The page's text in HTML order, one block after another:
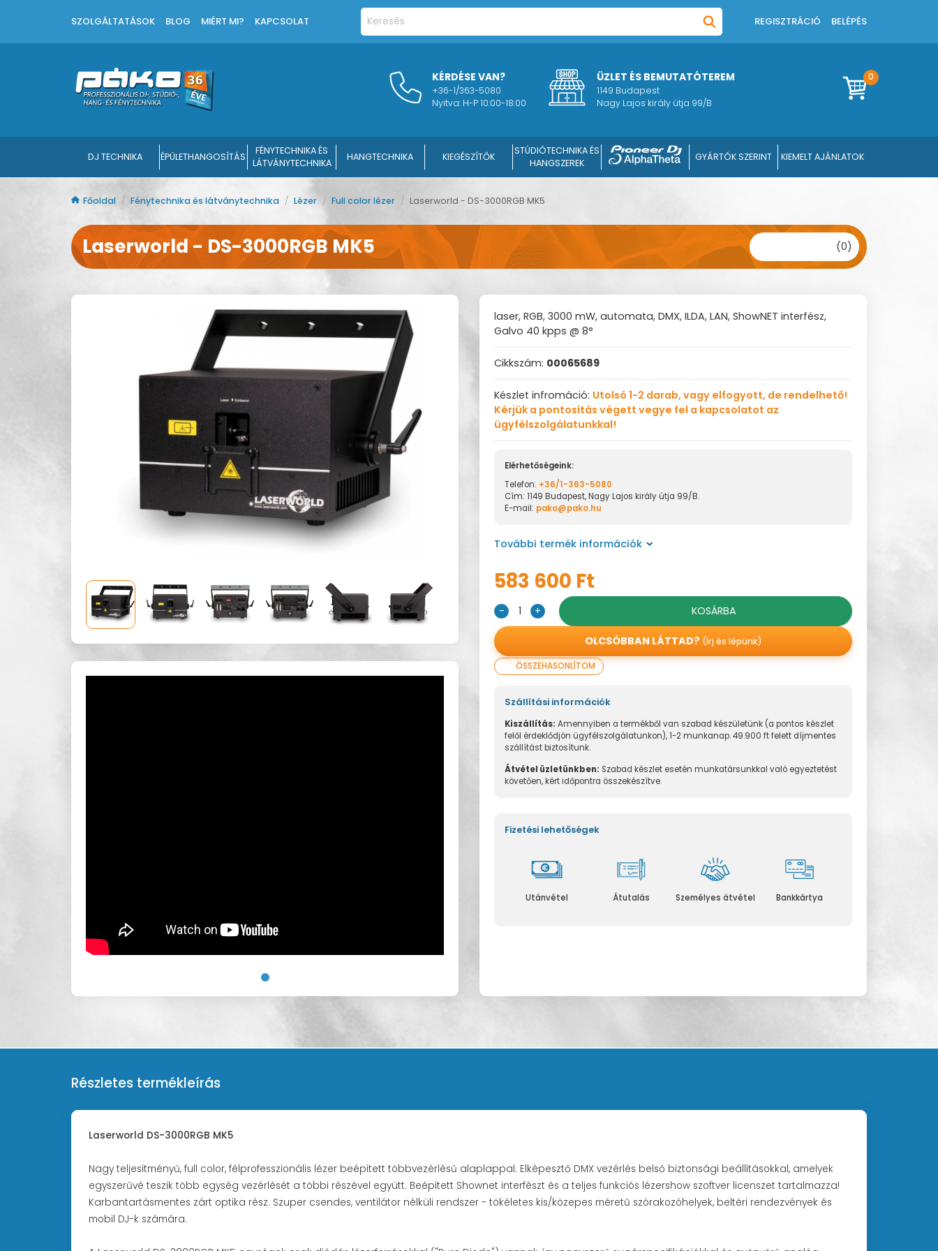
SZOLGÁLTATÁSOK BLOG MIÉRT MI? KAPCSOLAT REGISZTRÁCIÓ BELÉPÉS
KÉRDÉSE VAN?
+36-1/363-5080
Nyitva: H-P 10:00-18:00
ÜZLET ÉS BEMUTATÓTEREM
1149 Budapest
Nagy Lajos király útja 99/B
0
DJ TECHNIKA ÉPÜLETHANGOSÍTÁS
FÉNYTECHNIKA ÉS
LÁTVÁNYTECHNIKA
HANGTECHNIKA KIEGÉSZÍTŐK
STÚDIÓTECHNIKA ÉS
HANGSZEREK
GYÁRTÓK SZERINT KIEMELT AJÁNLATOK
Főoldal / Fénytechnika és látványtechnika / Lézer / Full color lézer / Laserworld - DS-3000RGB MK5
Laserworld - DS-3000RGB MK5 (0)
laser, RGB, 3000 mW, automata, DMX, ILDA, LAN, ShowNET interfész,
Galvo 40 kpps @ 8°
Cikkszám: 00065689
Készlet infromáció: Utolsó 1-2 darab, vagy elfogyott, de rendelhető!
Kérjük a pontosítás végett vegye fel a kapcsolatot az
ügyfélszolgálatunkkal!
Elérhetőségeink:
Telefon: +36/1-363-5080
Cím: 1149 Budapest, Nagy Lajos király útja 99/B.
E-mail: pako@pako.hu
További termék információk
583 600 Ft
- 1 + KOSÁRBA
OLCSÓBBAN LÁTTAD? (írj és lépünk)
ÖSSZEHASONLÍTOM
Szállítási információk
Kiszállítás: Amennyiben a termékből van szabad készületünk (a pontos készlet
felől érdeklődjön ügyfélszolgálatunkon), 1-2 munkanap. 49.900 ft felett díjmentes
szállítást biztosítunk.
Átvétel üzletünkben: Szabad készlet esetén munkatársunkkal való egyeztetést
követően, kért időpontra összekészítve.
Fizetési lehetőségek
Utánvétel Átutalás Személyes átvétel Bankkártya
Részletes termékleírás
Laserworld DS-3000RGB MK5
Nagy teljesítményű, full color, félprofesszionális lézer beépített többvezérlésű alaplappal. Elképesztő DMX vezérlés belső biztonsági beállításokkal, amelyek
egyszerűvé teszik több egység vezérlését a többi részével együtt. Beépített Shownet interfészt és a teljes funkciós lézershow szoftver licenszet tartalmazza!
Karbantartásmentes zárt optika rész. Szuper csendes, ventilátor nélküli rendszer - tökéletes kis/közepes méretű szórakozóhelyek, beltéri rendezvények és
mobil DJ-k számára.